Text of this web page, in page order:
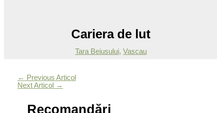
Cariera de lut
Tara Beiusului, Vascau
← Previous Articol
Next Articol
→
Recomandări